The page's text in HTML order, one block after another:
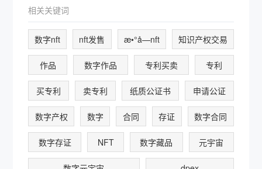
相关关键词
数字nft nft发售 æ•°å­—nft 知识产权交易
作品 数字作品 专利买卖 专利
买专利 卖专利 纸质公证书 申请公证
数字产权 数字 合同 存证 数字合同
数字存证 NFT 数字藏品 元宇宙